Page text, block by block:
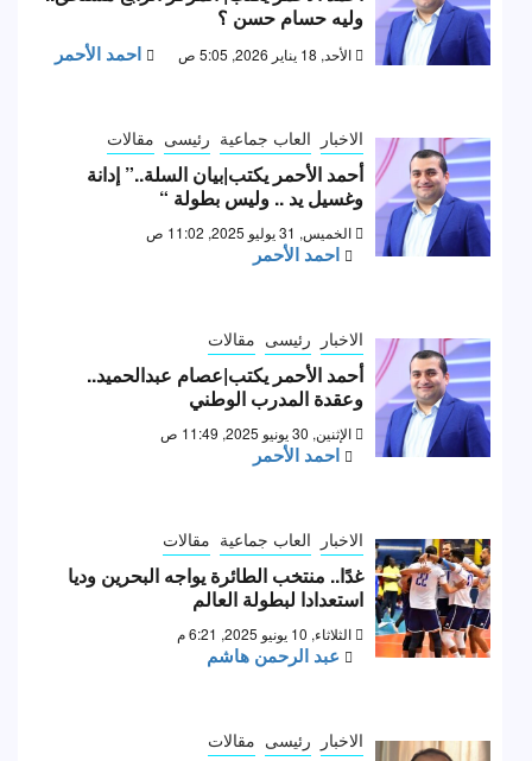
وليه حسام حسن ؟
الأحد, 18 يناير 2026, 5:05 ص احمد الأحمر
الاخبار العاب جماعية رئيسى مقالات
أحمد الأحمر يكتب|بيان السلة..” إدانة
وغسيل يد .. وليس بطولة “
الخميس, 31 يوليو 2025, 11:02 ص
احمد الأحمر
الاخبار رئيسى مقالات
أحمد الأحمر يكتب|عصام عبدالحميد..
وعقدة المدرب الوطني
الإثنين, 30 يونيو 2025, 11:49 ص
احمد الأحمر
الاخبار العاب جماعية مقالات
غدًا.. منتخب الطائرة يواجه البحرين وديا
استعدادا لبطولة العالم
الثلاثاء, 10 يونيو 2025, 6:21 م
عبد الرحمن هاشم
الاخبار رئيسى مقالات